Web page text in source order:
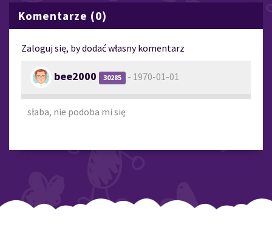
Komentarze (0)
Zaloguj się, by dodać własny komentarz
bee2000 30285 - 1970-01-01
słaba, nie podoba mi się